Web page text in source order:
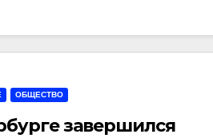
ОБЩЕСТВО
завершился